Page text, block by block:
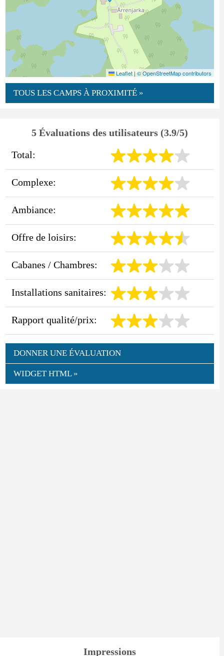
Leaflet | © OpenStreetMap contributors
TOUS LES CAMPS À PROXIMITÉ »
5 Évaluations des utilisateurs (3.9/5)
Total:
Complexe:
Ambiance:
Offre de loisirs:
Cabanes / Chambres:
Installations sanitaires:
Rapport qualité/prix:
DONNER UNE ÉVALUATION
WIDGET HTML »
Impressions